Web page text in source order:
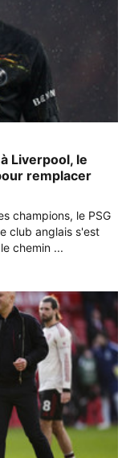
Liverpool, le
remplacer
champions, le PSG
club anglais s'est
chemin ...